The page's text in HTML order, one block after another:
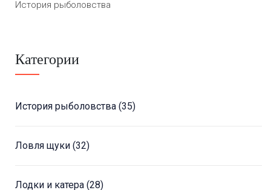
История рыболовства
Категории
История рыболовства (35)
Ловля щуки (32)
Лодки и катера (28)